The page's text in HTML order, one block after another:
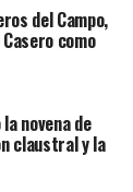
del Campo,
como
novena de
claustral y la